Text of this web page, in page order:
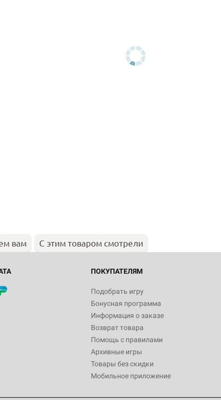
вам С этим товаром смотрели
ПОКУПАТЕЛЯМ
Подобрать игру
Бонусная программа
Информация о заказе
Возврат товара
Помощь с правилами
Архивные игры
Товары без скидки
Мобильное приложение